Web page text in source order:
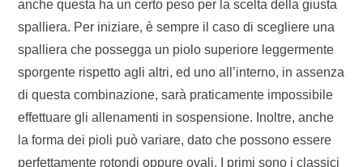
anche questa ha un certo peso per la scelta della giusta
spalliera. Per iniziare, è sempre il caso di scegliere una
spalliera che possegga un piolo superiore leggermente
sporgente rispetto agli altri, ed uno all’interno, in assenza
di questa combinazione, sarà praticamente impossibile
effettuare gli allenamenti in sospensione. Inoltre, anche
la forma dei pioli può variare, dato che possono essere
perfettamente rotondi oppure ovali. I primi sono i classici